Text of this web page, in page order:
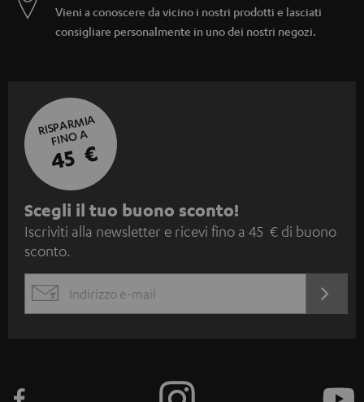
Vieni a conoscere da vicino i nostri prodotti e lasciati
consigliare personalmente in uno dei nostri negozi.
RISPARMIA
FINO A
45 €
I
s
c
Scegli il tuo buono sconto!
Iscriviti alla newsletter e ricevi fino a 45 € di buono
sconto.
EMAIL
ORA